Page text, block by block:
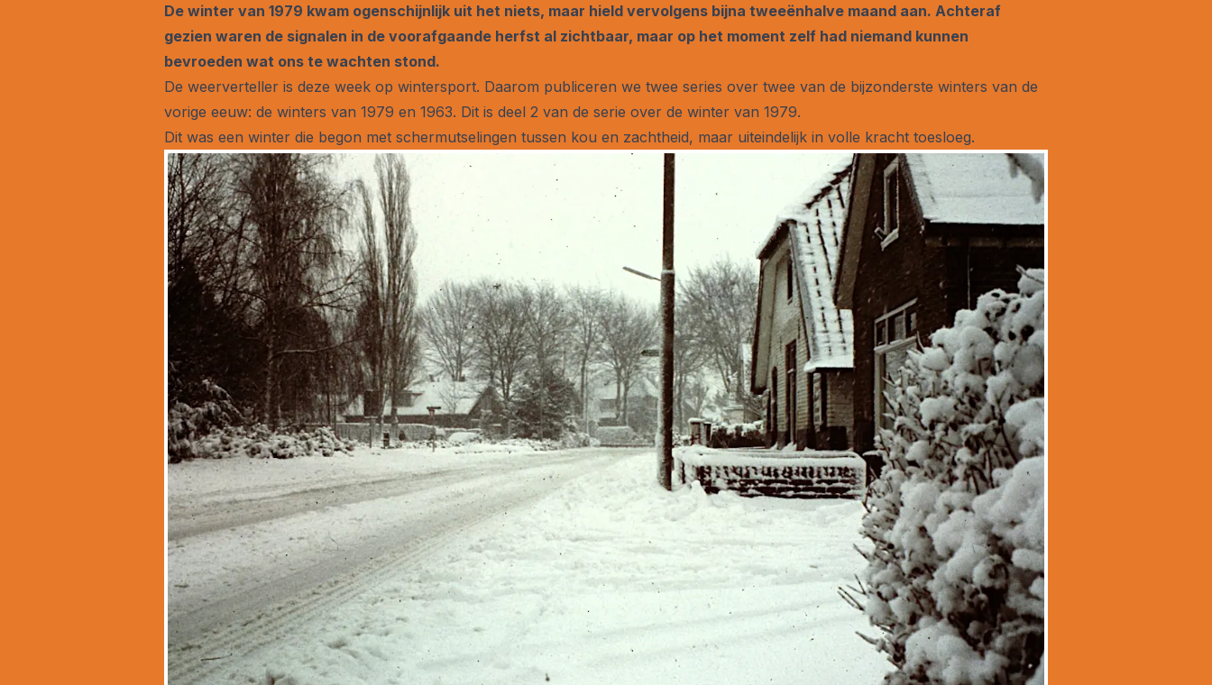
De winter van 1979 kwam ogenschijnlijk uit het niets, maar hield vervolgens bijna tweeënhalve maand aan. Achteraf
gezien waren de signalen in de voorafgaande herfst al zichtbaar, maar op het moment zelf had niemand kunnen
bevroeden wat ons te wachten stond.
De weerverteller is deze week op wintersport. Daarom publiceren we twee series over twee van de bijzonderste winters van de
vorige eeuw: de winters van 1979 en 1963. Dit is deel 2 van de serie over de winter van 1979.
Dit was een winter die begon met schermutselingen tussen kou en zachtheid, maar uiteindelijk in volle kracht toesloeg.